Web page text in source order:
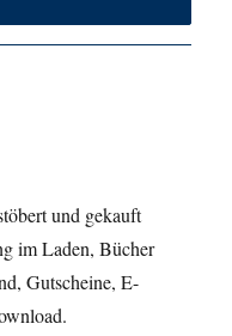
und gekauft
im Laden, Bücher
Gutscheine, E-